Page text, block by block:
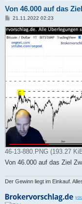
Von 46.000 auf das
B
i
t
r
a
21.11.2022 02:23
46-13-880.PNG (193.27
Von 46.000 auf das Ziel
Der Gewinn liegt im Einkauf.